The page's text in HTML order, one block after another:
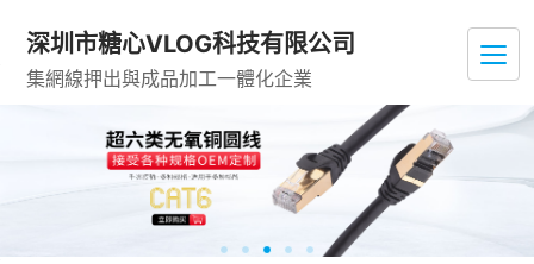
深圳市糖心VLOG科技有限公司
集網線押出與成品加工一體化企業